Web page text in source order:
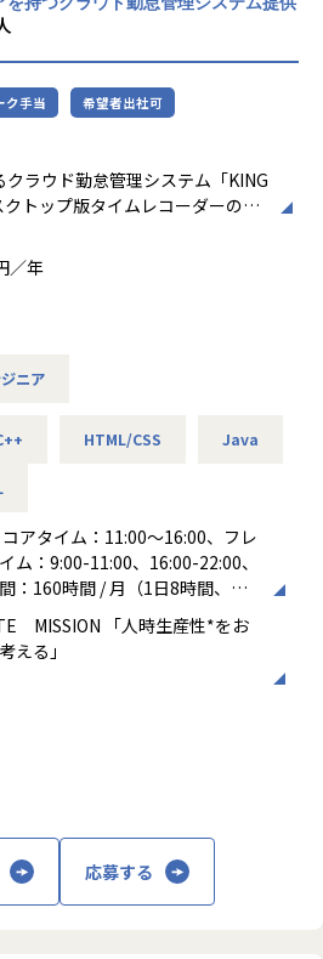
検証など、職種を横断してAIの
のライフスタイルを豊かにする
ます。
に触れることができる時代におい
最適な情報をとどけることで、
みを解消したいと考えていま
にとって欠かせないメディア・サ
取り組んでいきます。
作れるレシピ」を毎日配信する
験をとどけるHUBに」をミッシ
社会が、ともに手をとりあう世
ンとしたファミリー向け動画メデ
中を、揺さぶる。」SNS・動画
全社横断で各チームと連携しま
と関わりながら、技術的な知見
り方をデザインしていく醍醐味
える「一体感のある組織」をデザ
む
「新しい開発文化」をゼロから形
クト横断に携われる
め、特定の技術に縛られることは
盤化など、チームごとの最適解
境です。
の追求
解消し、「開発しやすく、運用し
エンジニア組織全体の生産性向
OF TIME」シリーズは、これ
現在、私たちはこの多様な進化に
へと昇華させるエキサイティング
用」ではなく、急速に進化するAI
トへ組み込める環境を創り出すこ
質的な開発に没頭できる理想的
現することが本プロジェクトの
勤怠管理業務を、日々の煩雑な
ン業務から、「ヒト」に紐づく
を利活用できる創造的業務へと
を目指しております。
ク手当 希望者出社可
ラウド勤怠管理システム「KING
トップ版タイムレコーダーの開
種認証端末と連携して打刻を行う
ョンおよび周辺機器の開発・保守
ながら、より多くのお客様に価値
細設計、実装、テストまで一気
関わるため、技術選定や品質担
むことが可能です。
、生体認証等）と連携するデス
機器の開発が中心です。
メンバーからあがる技術的課題
い上げた「顧客の困りごと」や
ャッチアップし、次期アップデー
せていきます。
内容の整理や進捗管理、成果物
／年
ニア
HTML/CSS Java
アタイム：11:00～16:00、フレ
ム：9:00-11:00、16:00-22:00、
/ 月（1日8時間、稼
ックス制（コアタイムあり）
有無： 有（月平均20時間）
MISSION 「人時生産性*をお
える」
給与支払いまでにかかる時間を
様々なデータを活用できる創造
換を支援 応募する